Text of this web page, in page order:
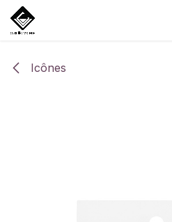
Se rendre au contenu
Icônes